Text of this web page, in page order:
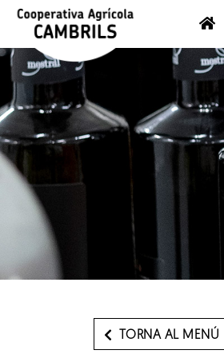
TORNA AL MENÚ